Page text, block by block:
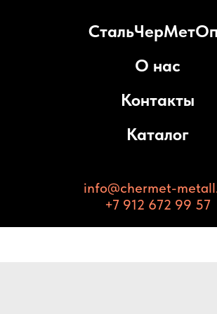
О нас
Контакты
Каталог
info@chermet-
+7 912 672 99 57